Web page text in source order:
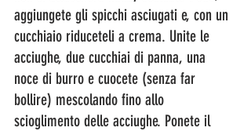
aggiungete gli spicchi asciugati e, con un
cucchiaio riduceteli a crema. Unite le
acciughe, due cucchiai di panna, una
noce di burro e cuocete (senza far
bollire) mescolando fino allo
scioglimento delle acciughe. Ponete il